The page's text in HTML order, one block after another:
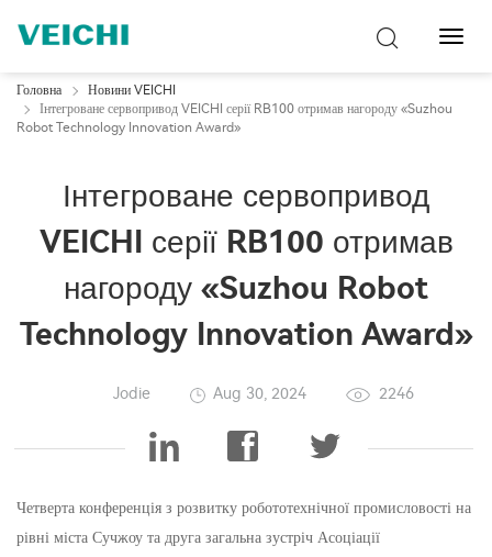
Головна
Новини VEICHI
Інтегроване сервопривод VEICHI серії RB100 отримав нагороду «Suzhou
Robot Technology Innovation Award»
Інтегроване сервопривод
VEICHI серії RB100 отримав
нагороду «Suzhou Robot
Technology Innovation Award»
Jodie Aug 30, 2024 2246
Четверта конференція з розвитку робототехнічної промисловості на
рівні міста Сучжоу та друга загальна зустріч Асоціації